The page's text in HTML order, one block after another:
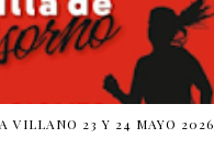
VILLANO 23 Y 24 MAYO 2026